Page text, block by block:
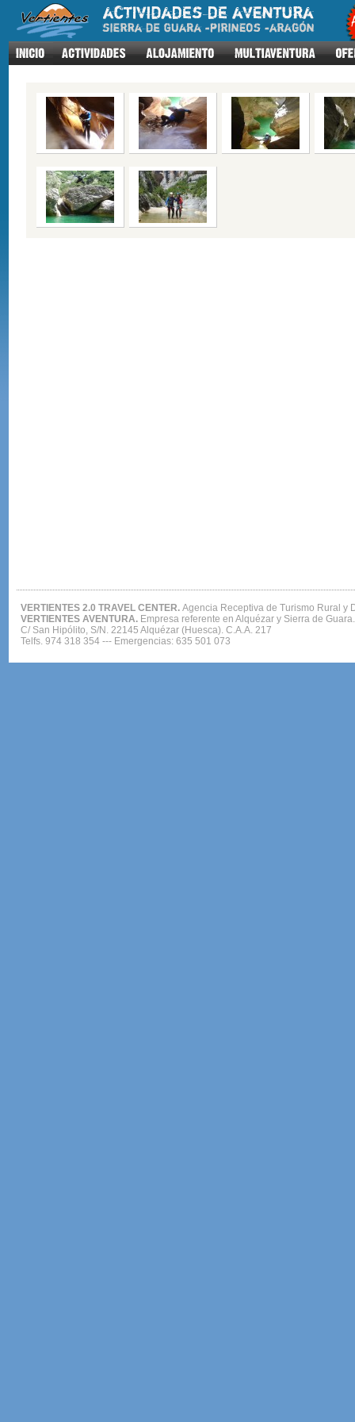
VERTIENTES 2.0 TRAVEL CENTER. Agencia Receptiva de Turismo Rural y
VERTIENTES AVENTURA. Empresa referente en Alquézar y Sierra de
C/ San Hipólito, S/N. 22145 Alquézar (Huesca). C.A.A. 217
Telfs. 974 318 354 --- Emergencias: 635 501 073